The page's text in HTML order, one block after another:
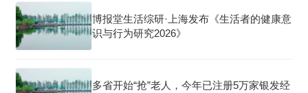
博报堂生活综研·上海发布《生活者的健康意
识与行为研究2026》
多省开始“抢”老人，今年已注册5万家银发经